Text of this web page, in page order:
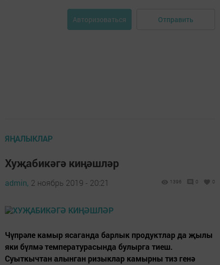
Авторизоваться Отправить
ЯҢАЛЫКЛАР
Хуҗабикәгә киңәшләр
admin, 2 ноябрь 2019 - 20:21 1396 0 0
Чүпрәле камыр ясаганда барлык продуктлар да җылы
яки бүлмә температурасында булырга тиеш.
Суыткычтан алынган ризыклар камырны тиз генә